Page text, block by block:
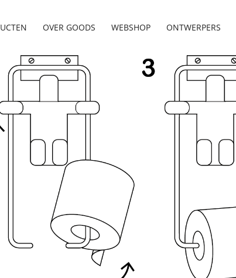
OVER GOODS WEBSHOP ONTWERPERS